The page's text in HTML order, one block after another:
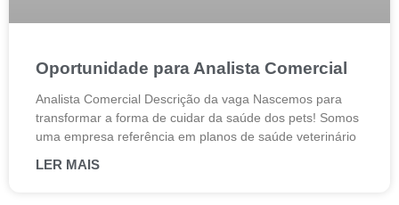
Oportunidade para Analista Comercial
Analista Comercial Descrição da vaga Nascemos para
transformar a forma de cuidar da saúde dos pets! Somos
uma empresa referência em planos de saúde veterinário
LER MAIS